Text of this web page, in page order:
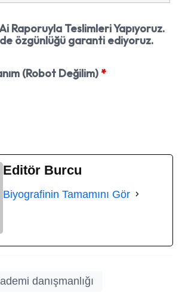
Raporuyla Teslimleri Yapıyoruz.
özgünlüğü garanti ediyoruz.
(Robot Değilim)*
Editör Burcu
Biyografinin Tamamını Gör
danışmanlığı